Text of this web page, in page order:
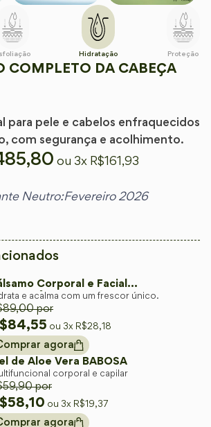
Hidratação Proteção
COMPLETO DA CABEÇA
para pele e cabelos enfraquecidos
com segurança e acolhimento.
ou 3x R$ 161,93
Neutro:Fevereiro 2026
pele e cabelos enfraquecidos
conservadores e com a
o hidratante NEUTROé o
opções desfavoráveis de
fragrâncias e aditivos
Um creme imparcial e
vai mudar por completo a
cuidar do seu corpo!
com o fascinante aroma
Corporal e Facial
e acalma com um frescor único.
89,00por
84,55 ou 3x R$28,18
agora
de Aloe Vera BABOSA
corporal e capilar
59,90por
58,10 ou 3x R$ 19,37
agora